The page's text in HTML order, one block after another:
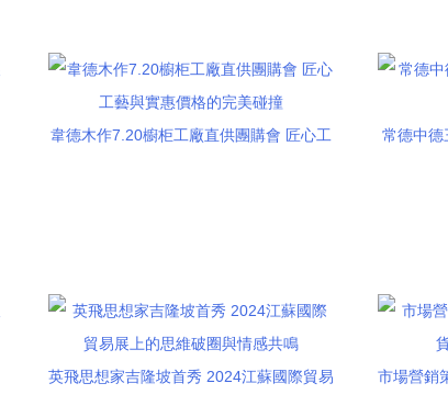
韋德木作7.20櫥柜工廠直供團購會 匠心工
常德中德
英飛思想家吉隆坡首秀 2024江蘇國際貿易
市場營銷